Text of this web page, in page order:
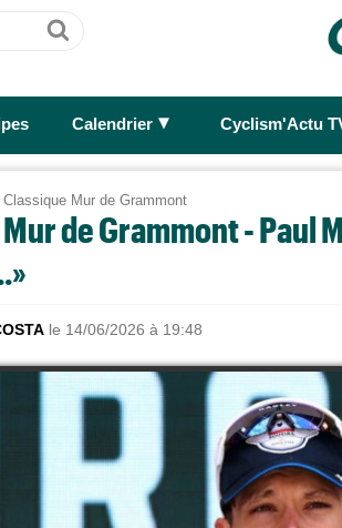
Ok
Calendrier ► Cyclism'Actu
Classique Mur de Grammont
de Grammont - Paul
le 14/06/2026 à 19:48